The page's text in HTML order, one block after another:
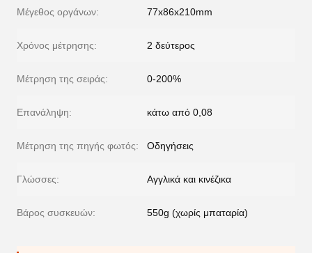
Μέγεθος οργάνων: 77x86x210mm
Χρόνος μέτρησης: 2 δεύτερος
Μέτρηση της σειράς: 0-200%
Επανάληψη: κάτω από 0,08
Μέτρηση της πηγής φωτός: Οδηγήσεις
Γλώσσες: Αγγλικά και κινέζικα
Βάρος συσκευών: 550g (χωρίς μπαταρία)